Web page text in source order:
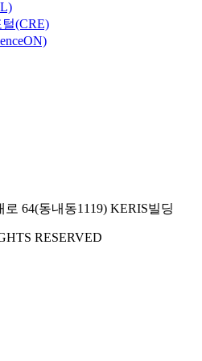
(CRE)
64(동내동1119) KERIS빌딩
RESERVED